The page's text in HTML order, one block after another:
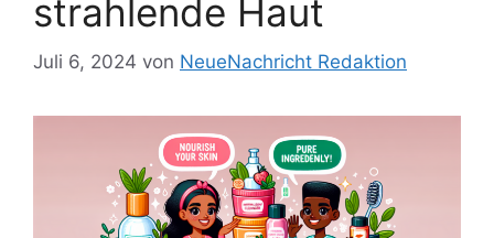
strahlende Haut
Juli 6, 2024 von NeueNachricht Redaktion